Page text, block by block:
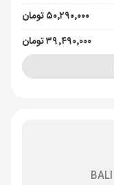
۵۰٬۲۹۰٬۰۰۰ تومان
۳۹٬۴۹۰٬۰۰۰ تومان